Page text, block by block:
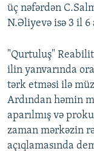
üç nəfərdən
N.Əliyevə isə 3 il 6
"Qurtuluş"
ilin yanvarında
tərk etməsi ilə
Ardından həmin
aparılmış və
zaman mərkəzin
açıqlamasında